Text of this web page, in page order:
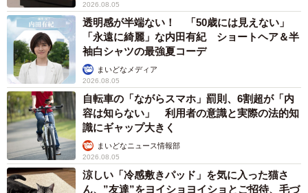
2026.08.05
透明感が半端ない！ 「50歳には見えない」
「永遠に綺麗」な内田有紀 ショートヘア＆半
袖白シャツの最強夏コーデ
まいどなメディア
2026.08.05
自転車の「ながらスマホ」罰則、6割超が「内
容は知らない」 利用者の意識と実際の法的知
識にギャップ大きく
まいどなニュース情報部
2026.08.05
涼しい「冷感敷きパッド」を気に入った猫さ
ん、”友達”をヨイショヨイショとご招待、毛づ